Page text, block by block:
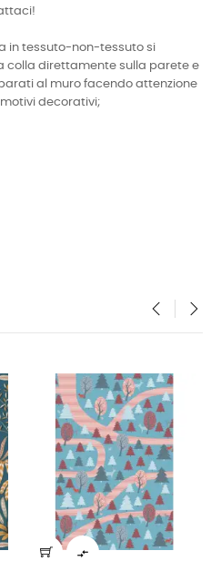
in tessuto-non-tessuto si
colla direttamente sulla parete e
al muro facendo attenzione
decorativi;